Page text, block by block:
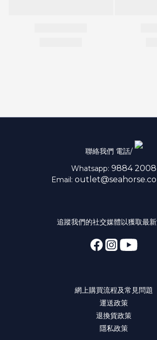
聯絡我們 電話/
Whatsapp: 9884 2008
Email:
追蹤我們的社交媒體以獲取最
網上購買流程及常見問題
運送政策
退換貨政策
隱私政策